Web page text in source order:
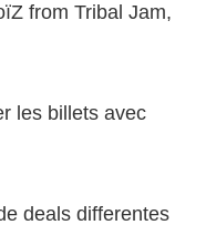
from Tribal Jam,
les billets avec
deals differentes